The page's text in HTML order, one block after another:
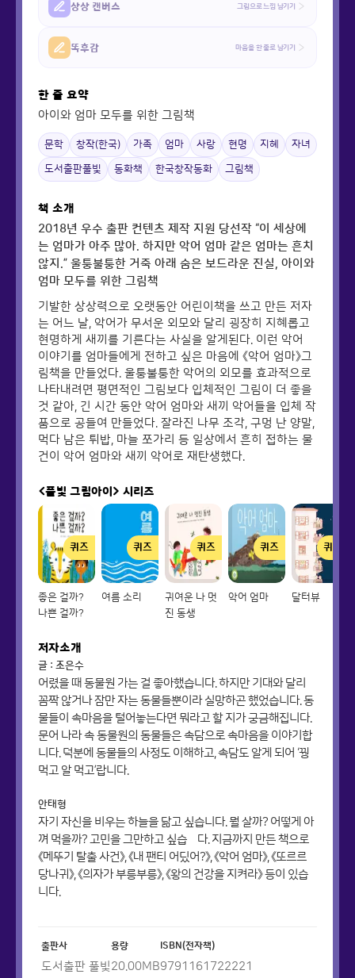
상상 캔버스 그림으로 느낌 남기기
똑후감 마음을 한 줄로 남기기
한 줄 요약
아이와 엄마 모두를 위한 그림책
문학 창작(한국) 가족 엄마 사랑 현명 지혜 자녀
도서출판풀빛 동화책 한국창작동화 그림책
책 소개
2018년 우수 출판 컨텐츠 제작 지원 당선작 “이 세상에
는 엄마가 아주 많아. 하지만 악어 엄마 같은 엄마는 흔치
않지.” 울퉁불퉁한 거죽 아래 숨은 보드라운 진실, 아이와
엄마 모두를 위한 그림책
기발한 상상력으로 오랫동안 어린이책을 쓰고 만든 저자
는 어느 날, 악어가 무서운 외모와 달리 굉장히 지혜롭고
현명하게 새끼를 기른다는 사실을 알게된다. 이런 악어
이야기를 엄마들에게 전하고 싶은 마음에 《악어 엄마》그
림책을 만들었다. 울퉁불퉁한 악어의 외모를 효과적으로
나타내려면 평면적인 그림보다 입체적인 그림이 더 좋을
것 같아, 긴 시간 동안 악어 엄마와 새끼 악어들을 입체 작
품으로 공들여 만들었다. 잘라진 나무 조각, 구멍 난 양말,
먹다 남은 튀밥, 마늘 쪼가리 등 일상에서 흔히 접하는 물
건이 악어 엄마와 새끼 악어로 재탄생했다.
<풀빛 그림아이> 시리즈
퀴즈
좋은 걸까?
나쁜 걸까?
퀴즈
여름 소리
퀴즈
귀여운 나 멋
진 동생
퀴즈
악어 엄마
퀴즈
달터뷰
저자소개
글 : 조은수
어렸을 때 동물원 가는 걸 좋아했습니다. 하지만 기대와 달리
꼼짝 않거나 잠만 자는 동물들뿐이라 실망하곤 했었습니다. 동
물들이 속마음을 털어놓는다면 뭐라고 할 지가 궁금해집니다.
문어 나라 속 동물원의 동물들은 속담으로 속마음을 이야기합
니다. 덕분에 동물들의 사정도 이해하고, 속담도 알게 되어 ‘꿩
먹고 알 먹고’랍니다.
안태형
자기 자신을 비우는 하늘을 닮고 싶습니다. 뭘 살까? 어떻게 아
껴 먹을까? 고민을 그만하고 싶습닠다. 지금까지 만든 책으로
《메뚜기 탈출 사건》, 《내 팬티 어딨어?》, 《악어 엄마》, 《또르르
당나귀》, 《의자가 부릉부릉》, 《왕의 건강을 지켜라》 등이 있습
니다.
출판사
도서출판 풀빛
용량
20.00MB
ISBN(전자책)
9791161722221